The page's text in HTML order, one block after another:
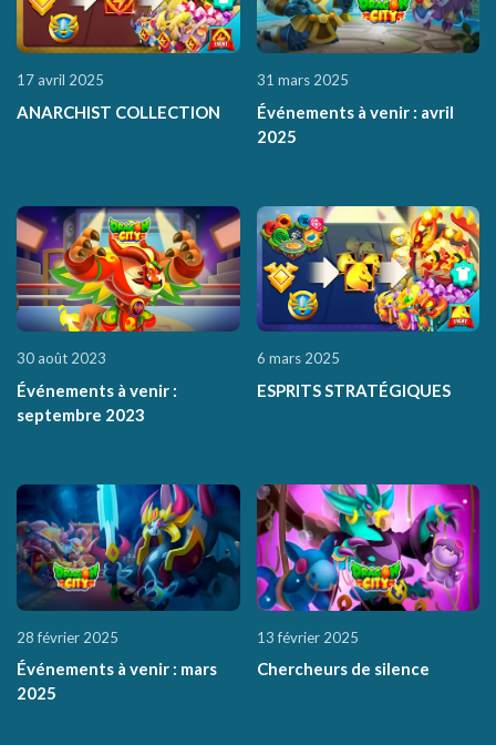
17 avril 2025
ANARCHIST COLLECTION
31 mars 2025
Événements à venir : avril
2025
30 août 2023
Événements à venir :
septembre 2023
6 mars 2025
ESPRITS STRATÉGIQUES
28 février 2025
Événements à venir : mars
2025
13 février 2025
Chercheurs de silence